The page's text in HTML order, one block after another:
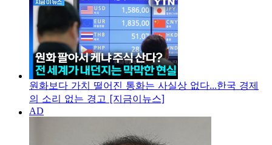
원화보다 가치 떨어진 통화는 사실상 없다...한국 경제
의 소리 없는 경고 [지금이뉴스]